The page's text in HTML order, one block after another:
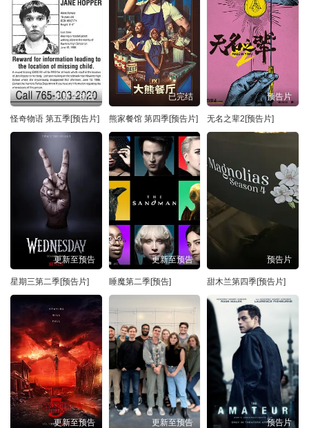
更新至预告
怪奇物语 第五季[预告片]
已完结
熊家餐馆 第四季[预告片]
预告片
无名之辈2[预告片]
更新至预告
星期三第二季[预告片]
更新至预告
睡魔第二季[预告]
预告片
甜木兰第四季[预告片]
更新至预告 更新至预告 预告片